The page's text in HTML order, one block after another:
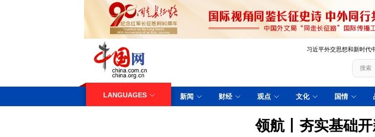
习近平外交思想和新时代
LANGUAGES 新闻 财经 观点 文化 国情
领航丨夯实基础